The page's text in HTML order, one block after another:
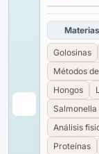
Materias
Golosinas
Métodos
Hongos
Salmonella
Análisis
Proteínas